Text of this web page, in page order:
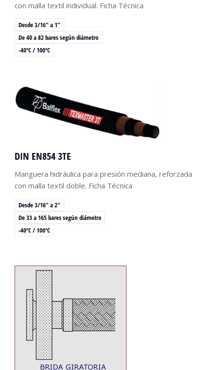
Desde 3/16" a 1"
De 40 a 82 bares según diámetro
-40ºC / 100ºC
con malla textil individual. Ficha Técnica
Desde 3/16" a 2"
De 33 a 165 bares según diámetro
-40ºC / 100ºC
DIN EN854 3TE
Manguera hidráulica para presión mediana, reforzada
con malla textil doble. Ficha Técnica